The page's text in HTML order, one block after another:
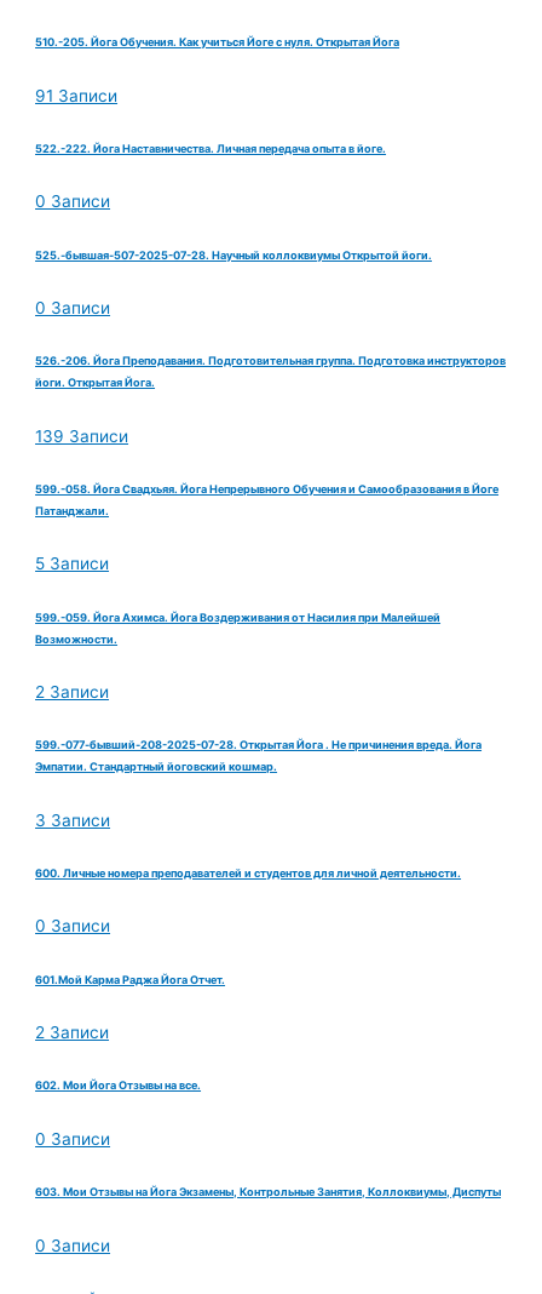
510.-205. Йога Обучения. Как учиться Йоге с нуля. Открытая Йога
91 Записи
522.-222. Йога Наставничества. Личная передача опыта в йоге.
0 Записи
525.-бывшая-507-2025-07-28. Научный коллоквиумы Открытой йоги.
0 Записи
526.-206. Йога Преподавания. Подготовительная группа. Подготовка инструкторов
йоги. Открытая Йога.
139 Записи
599.-058. Йога Свадхьяя. Йога Непрерывного Обучения и Самообразования в Йоге
Патанджали.
5 Записи
599.-059. Йога Ахимса. Йога Воздерживания от Насилия при Малейшей
Возможности.
2 Записи
599.-077-бывший-208-2025-07-28. Открытая Йога . Не причинения вреда. Йога
Эмпатии. Стандартный йоговский кошмар.
3 Записи
600. Личные номера преподавателей и студентов для личной деятельности.
0 Записи
601.Мой Карма Раджа Йога Отчет.
2 Записи
602. Мои Йога Отзывы на все.
0 Записи
603. Мои Отзывы на Йога Экзамены, Контрольные Занятия, Коллоквиумы, Диспуты
0 Записи